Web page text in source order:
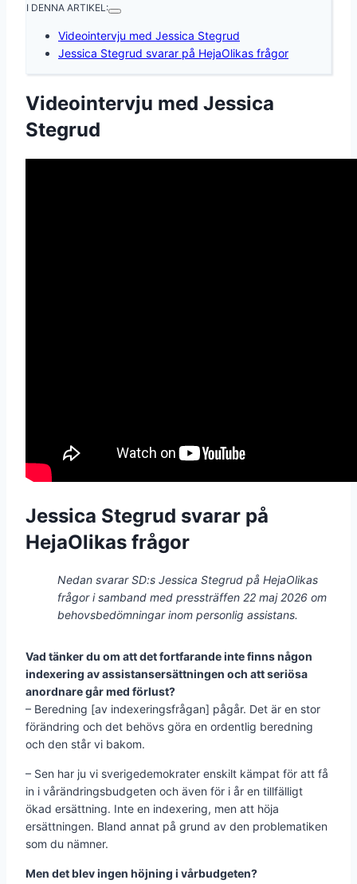
I DENNA ARTIKEL:
Videointervju med Jessica Stegrud
Jessica Stegrud svarar på HejaOlikas frågor
Videointervju med Jessica
Stegrud
Jessica Stegrud svarar på
HejaOlikas frågor
Nedan svarar SD:s Jessica Stegrud på HejaOlikas
frågor i samband med pressträffen 22 maj 2026 om
behovsbedömningar inom personlig assistans.
Vad tänker du om att det fortfarande inte finns någon
indexering av assistansersättningen och att seriösa
anordnare går med förlust?
– Beredning [av indexeringsfrågan] pågår. Det är en stor
förändring och det behövs göra en ordentlig beredning
och den står vi bakom.
– Sen har ju vi sverigedemokrater enskilt kämpat för att få
in i vårändringsbudgeten och även för i år en tillfälligt
ökad ersättning. Inte en indexering, men att höja
ersättningen. Bland annat på grund av den problematiken
som du nämner.
Men det blev ingen höjning i vårbudgeten?